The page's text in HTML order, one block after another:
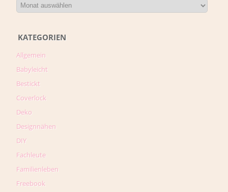
KATEGORIEN
Allgemein
Babyleicht
Bestickt
Coverlock
Deko
Designnähen
DIY
Fachleute
Familienleben
Freebook